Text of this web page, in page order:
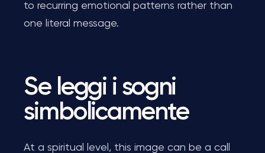
to recurring emotional patterns rather than
one literal message.
Se leggi i sogni
simbolicamente
At a spiritual level, this image can be a call